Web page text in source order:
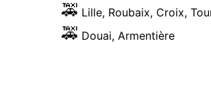
🚕 Lille, Roubaix, Croix,
🚕 Douai, Armentière